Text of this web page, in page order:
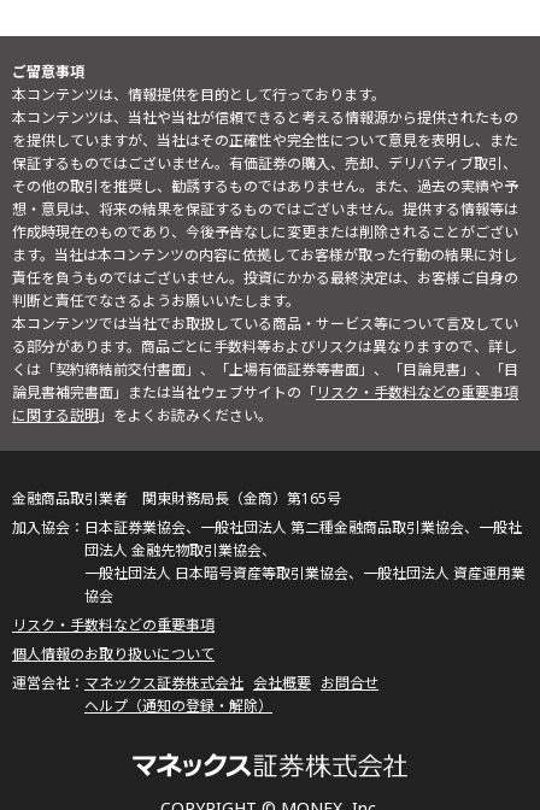
ご留意事項
本コンテンツは、情報提供を目的として行っております。
本コンテンツは、当社や当社が信頼できると考える情報源から提供されたもの
を提供していますが、当社はその正確性や完全性について意見を表明し、また
保証するものではございません。有価証券の購入、売却、デリバティブ取引、
その他の取引を推奨し、勧誘するものではありません。また、過去の実績や予
想・意見は、将来の結果を保証するものではございません。提供する情報等は
作成時現在のものであり、今後予告なしに変更または削除されることがござい
ます。当社は本コンテンツの内容に依拠してお客様が取った行動の結果に対し
責任を負うものではございません。投資にかかる最終決定は、お客様ご自身の
判断と責任でなさるようお願いいたします。
本コンテンツでは当社でお取扱している商品・サービス等について言及してい
る部分があります。商品ごとに手数料等およびリスクは異なりますので、詳し
くは「契約締結前交付書面」、「上場有価証券等書面」、「目論見書」、「目
論見書補完書面」または当社ウェブサイトの「リスク・手数料などの重要事項
に関する説明」をよくお読みください。
金融商品取引業者 関東財務局長（金商）第165号
日本証券業協会、一般社団法人 第二種金融商品取引業協会、一般社
団法人 金融先物取引業協会、
一般社団法人 日本暗号資産等取引業協会、一般社団法人 資産運用業
協会
リスク・手数料などの重要事項
個人情報のお取り扱いについて
マネックス証券株式会社 会社概要 お問合せ
ヘルプ（通知の登録・解除）